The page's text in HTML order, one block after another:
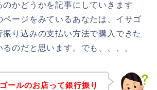
のかどうかを記事にしていきます
ページをみているあなたは、イサゴ
振り込みの支払い方法で購入できた
のだと思います。でも、、、。
ールのお店って銀行振り